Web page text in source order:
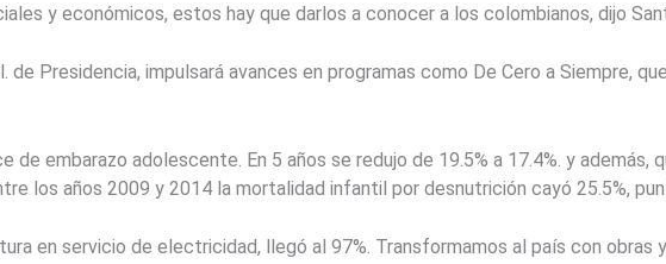
y económicos, estos hay que darlos a conocer a los colombianos, dijo
Presidencia, impulsará avances en programas como De Cero a Siempre,
embarazo adolescente. En 5 años se redujo de 19.5% a 17.4%. y además,
los años 2009 y 2014 la mortalidad infantil por desnutrición cayó 25.5%,
en servicio de electricidad, llegó al 97%. Transformamos al país con obras